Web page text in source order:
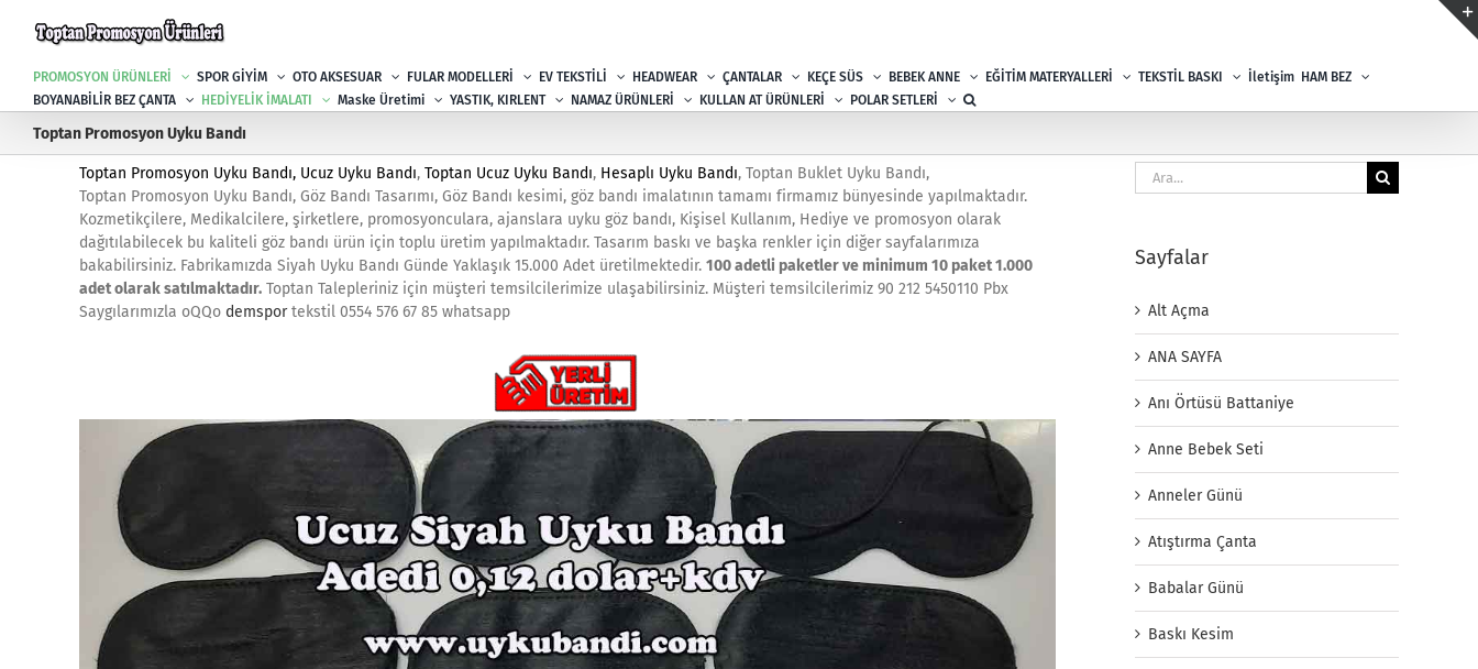
PROMOSYON ÜRÜNLERİ SPOR GİYİM OTO AKSESUAR FULAR MODELLERİ EV TEKSTİLİ HEADWEAR ÇANTALAR KEÇE SÜS BEBEK ANNE EĞİTİM MATERYALLERİ TEKSTİL BASKI İletişim HAM BEZ
BOYANABİLİR BEZ ÇANTA
HEDİYELİK İMALATI Maske Üretimi YASTIK, KIRLENT NAMAZ ÜRÜNLERİ KULLAN AT ÜRÜNLERİ POLAR SETLERİ
Toptan Promosyon Uyku Bandı
Toptan Promosyon Uyku Bandı, Ucuz Uyku Bandı, Toptan Ucuz Uyku Bandı, Hesaplı Uyku Bandı, Toptan Buklet Uyku Bandı,
Toptan Promosyon Uyku Bandı, Göz Bandı Tasarımı, Göz Bandı kesimi, göz bandı imalatının tamamı firmamız bünyesinde yapılmaktadır.
Kozmetikçilere, Medikalcilere, şirketlere, promosyonculara, ajanslara uyku göz bandı, Kişisel Kullanım, Hediye ve promosyon olarak
dağıtılabilecek bu kaliteli göz bandı ürün için toplu üretim yapılmaktadır. Tasarım baskı ve başka renkler için diğer sayfalarımıza
bakabilirsiniz. Fabrikamızda Siyah Uyku Bandı Günde Yaklaşık 15.000 Adet üretilmektedir. 100 adetli paketler ve minimum 10 paket 1.000
adet olarak satılmaktadır. Toptan Talepleriniz için müşteri temsilcilerimize ulaşabilirsiniz. Müşteri temsilcilerimiz 90 212 5450110 Pbx
Saygılarımızla oQQo demsportekstil 0554 576 67 85 whatsapp
Ara:
Sayfalar
Alt Açma
ANA SAYFA
Anı Örtüsü Battaniye
Anne Bebek Seti
Anneler Günü
Atıştırma Çanta
Babalar Günü
Baskı Kesim